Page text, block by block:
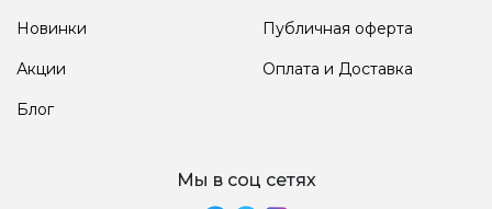
Новинки
Акции
Блог
Публичная оферта
Оплата и Доставка
Мы в соц сетях